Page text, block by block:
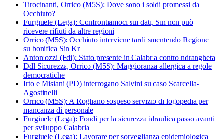
Tirocinanti, Orrico (M5S): Dove sono i soldi promessi da
Occhiuto?
Furgiuele (Lega): Confrontiamoci sui dati, Sin non può
ricevere rifiuti da altre regioni
Orrico (M5S): Occhiuto interviene tardi smentendo Regione
su bonifica Sin Kr
Antoniozzi (Fdi): Stato presente in Calabria contro ndrangheta
Ddl Sicurezza, Orrico (M5S): Maggioranza allergica a regole
democratiche
Irto e Misiani (PD) interrogano Salvini su caso Scarcella-
Agostinelli
Orrico (M5S): A Rogliano sospeso servizio di logopedia per
mancanza di personale
Furgiuele (Lega): Fondi per la sicurezza idraulica passo avanti
per sviluppo Calabria
Furgiuele (Lega): Lavorare per sorveglianza epidemiologica